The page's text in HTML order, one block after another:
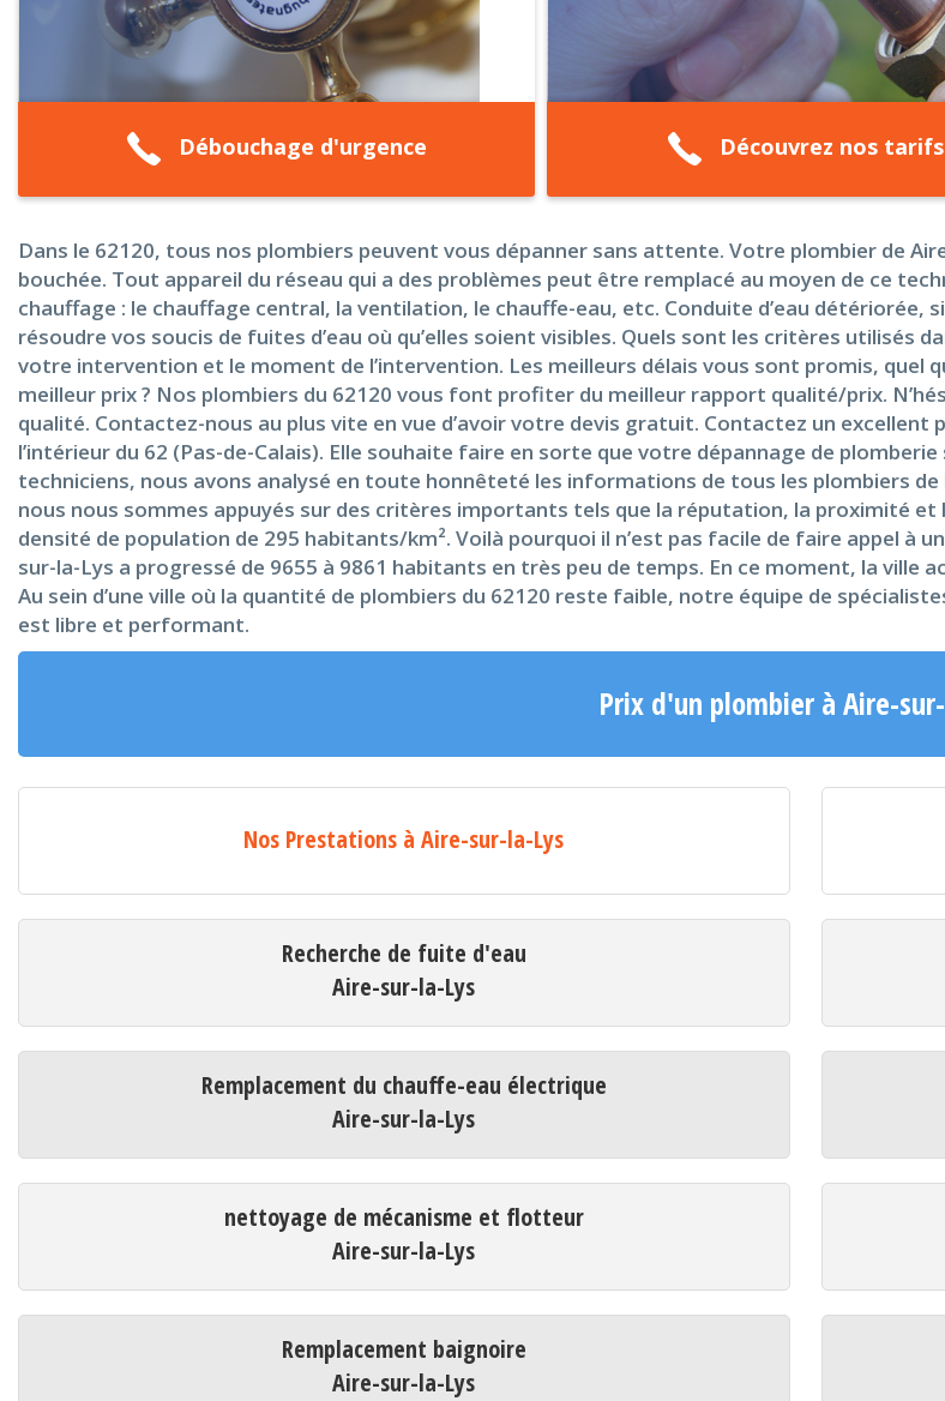
Débouchage d'urgence Découvrez nos tarifs
Dans le 62120, tous nos plombiers peuvent vous dépanner sans attente. Votre plombier de
bouchée. Tout appareil du réseau qui a des problèmes peut être remplacé au moyen de ce
chauffage : le chauffage central, la ventilation, le chauffe-eau, etc. Conduite d’eau détériorée,
résoudre vos soucis de fuites d’eau où qu’elles soient visibles. Quels sont les critères utilisés
votre intervention et le moment de l’intervention. Les meilleurs délais vous sont promis, quel
meilleur prix ? Nos plombiers du 62120 vous font profiter du meilleur rapport qualité/prix.
qualité. Contactez-nous au plus vite en vue d’avoir votre devis gratuit. Contactez un
l’intérieur du 62 (Pas-de-Calais). Elle souhaite faire en sorte que votre dépannage de
techniciens, nous avons analysé en toute honnêteté les informations de tous les plombiers
nous nous sommes appuyés sur des critères importants tels que la réputation, la proximité
densité de population de 295 habitants/km². Voilà pourquoi il n’est pas facile de faire appel à
sur-la-Lys a progressé de 9655 à 9861 habitants en très peu de temps. En ce moment, la ville
Au sein d’une ville où la quantité de plombiers du 62120 reste faible, notre équipe de
est libre et performant.
Prix d'un plombier à Aire-
Nos Prestations à Aire-sur-la-Lys
Recherche de fuite d'eau
Aire-sur-la-Lys
Remplacement du chauffe-eau électrique
Aire-sur-la-Lys
nettoyage de mécanisme et flotteur
Aire-sur-la-Lys
Remplacement baignoire
Aire-sur-la-Lys